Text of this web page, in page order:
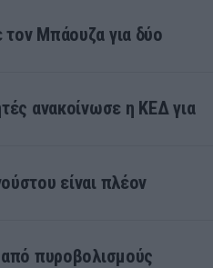
Μπάουζα για δύο
ανακοίνωσε η ΚΕΔ για
είναι πλέον
πυροβολισμούς